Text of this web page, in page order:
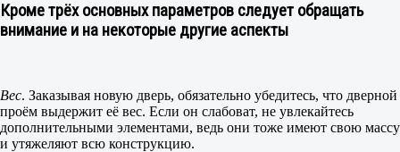
Кроме трёх основных параметров следует обращать
внимание и на некоторые другие аспекты
Вес. Заказывая новую дверь, обязательно убедитесь, что дверной
проём выдержит её вес. Если он слабоват, не увлекайтесь
дополнительными элементами, ведь они тоже имеют свою массу
и утяжеляют всю конструкцию.